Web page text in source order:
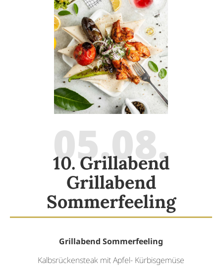
05.08.
10. Grillabend
Grillabend
Sommerfeeling
Grillabend Sommerfeeling
Kalbsrückensteak mit Apfel- Kürbisgemüse